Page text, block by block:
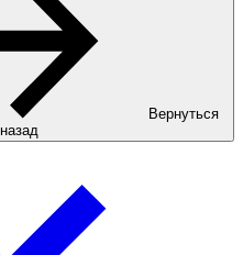
Вернуться
назад